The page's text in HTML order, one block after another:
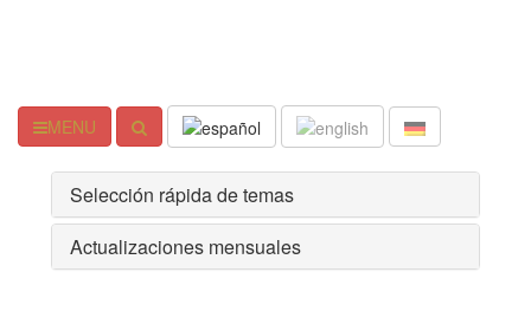
MENU
Selección rápida de temas
Actualizaciones mensuales